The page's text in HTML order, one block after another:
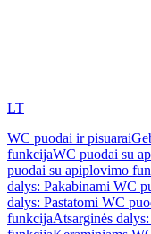
LT
WC puodai ir pisuarai
funkcijaWC puodai su
puodai su apiplovimo
dalys: Pakabinami WC
dalys: Pastatomi WC
funkcijaAtsarginės